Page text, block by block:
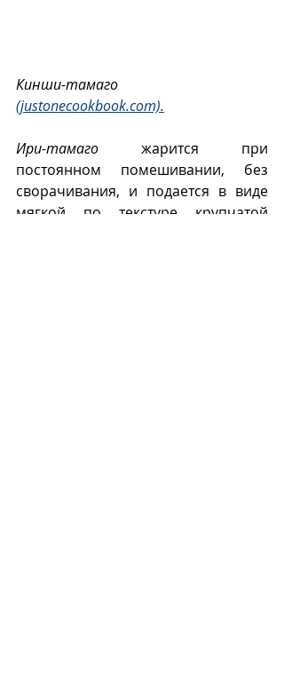
Кинши-тамаго
(justonecookbook.com).
Ири-тамаго жарится при
постоянном помешивании, без
сворачивания, и подается в виде
мягкой по текстуре крупчатой